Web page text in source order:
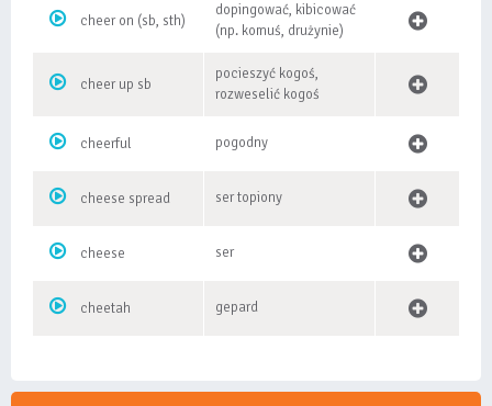
cheer on (sb, sth)
dopingować, kibicować
(np. komuś, drużynie)
cheer up sb
pocieszyć kogoś,
rozweselić kogoś
cheerful pogodny
cheese spread ser topiony
cheese ser
cheetah gepard